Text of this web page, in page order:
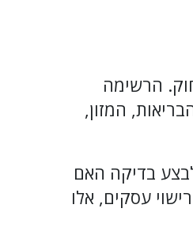
הרשימה
הבריאות, המזון,
בדיקה האם
עסקים, אלו